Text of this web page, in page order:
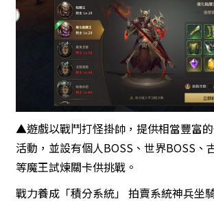
▲遊戲以戰鬥打怪掛帥，提供相當豐富
活動，並設有個人BOSS、世界BOSS、
等魔王試煉關卡供挑戰。
戰力養成「積分系統」 拍賣系統神兵坐